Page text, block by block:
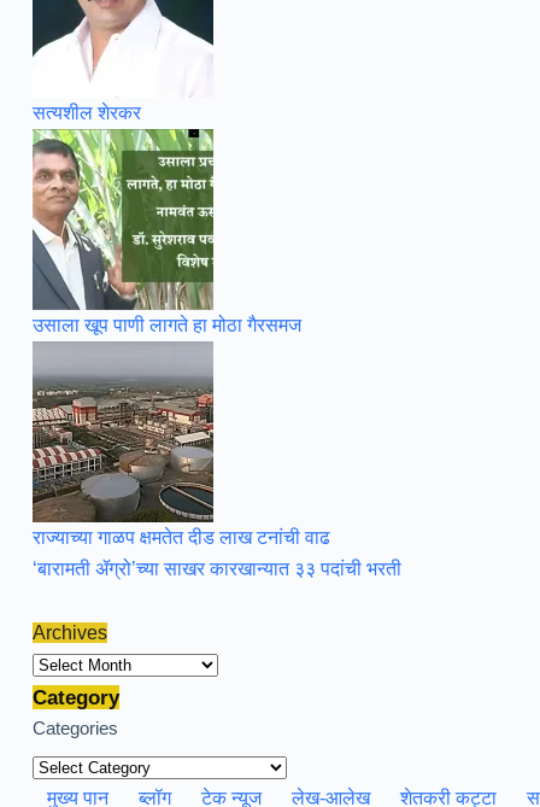
सत्यशील शेरकर
उसाला खूप पाणी लागते हा मोठा गैरसमज
राज्याच्या गाळप क्षमतेत दीड लाख टनांची वाढ
‘बारामती ॲग्रो’च्या साखर कारखान्यात ३३ पदांची भरती
Archives
Archives
Category
Categories
मुख्य पान ब्लॉग टेक न्यूज लेख-आलेख शेतकरी कट्टा